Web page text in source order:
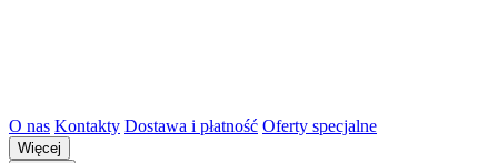
O nas Kontakty Dostawa i płatność Oferty specjalne
Więcej